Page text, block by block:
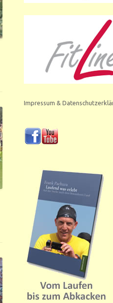
Impressum &